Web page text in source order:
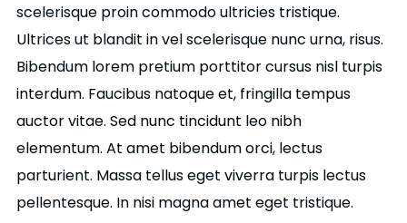
scelerisque proin commodo ultricies tristique.
Ultrices ut blandit in vel scelerisque nunc urna, risus.
Bibendum lorem pretium porttitor cursus nisl turpis
interdum. Faucibus natoque et, fringilla tempus
auctor vitae. Sed nunc tincidunt leo nibh
elementum. At amet bibendum orci, lectus
parturient. Massa tellus eget viverra turpis lectus
pellentesque. In nisi magna amet eget tristique.